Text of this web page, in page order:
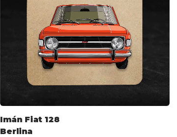
Imán Fiat 128
Berlina